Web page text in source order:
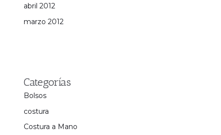
abril 2012
marzo 2012
Categorías
Bolsos
costura
Costura a Mano